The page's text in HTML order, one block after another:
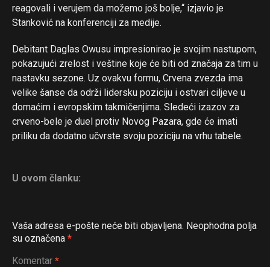
reagovali i verujem da možemo još bolje,“ izjavio je
Stanković na konferenciji za medije.
Debitant Daglas Owusu impresionirao je svojim nastupom,
pokazujući zrelost i veštine koje će biti od značaja za tim u
nastavku sezone. Uz ovakvu formu, Crvena zvezda ima
velike šanse da održi lidersku poziciju i ostvari ciljeve u
domaćim i evropskim takmičenjima. Sledeći izazov za
crveno-bele je duel protiv Novog Pazara, gde će imati
priliku da dodatno učvrste svoju poziciju na vrhu tabele.
U ovom članku:
Vaša adresa e-pošte neće biti objavljena. Neophodna polja
su označena *
Komentar *
Pinterest
Whatsapp
Email